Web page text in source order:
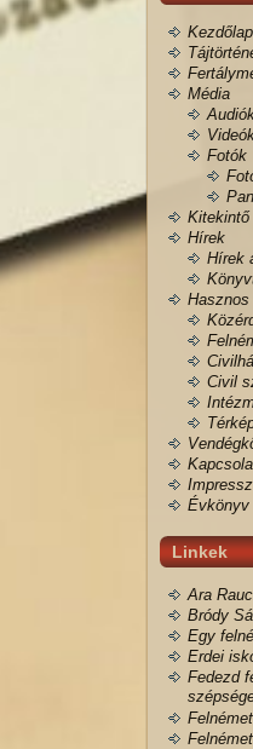
Kezdőlap
Média
Fotók
Kitekintő
Hírek
Hírek
Hasznos
Civil
Évkönyv
Linkek
Ara
Bródy
Egy
Erdei
Fedezd